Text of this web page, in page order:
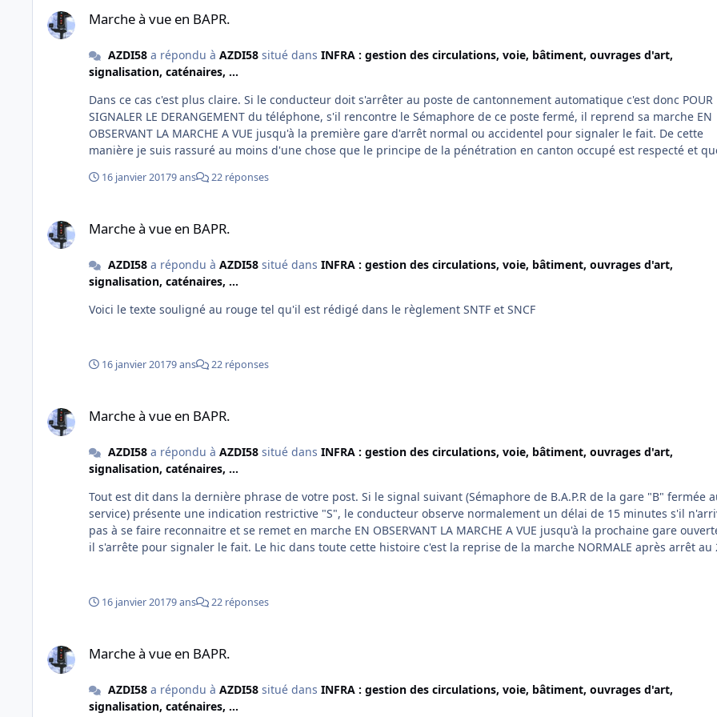
Marche à vue en BAPR.
AZDI58a répondu à AZDI58situé dans INFRA : gestion des circulations, voie, bâtiment, ouvrages d'art,
signalisation, caténaires, ...
Dans ce cas c'est plus claire. Si le conducteur doit s'arrêter au poste de cantonnement automatique c'est donc POUR
SIGNALER LE DERANGEMENT du téléphone, s'il rencontre le Sémaphore de ce poste fermé, il reprend sa marche EN
OBSERVANT LA MARCHE A VUE jusqu'à la première gare d'arrêt normal ou accidentel pour signaler le fait. De cette
manière je suis rassuré au moins d'une chose que le principe de la pénétration en canton occupé est respecté et
16 janvier 20179 ans 22 réponses
Marche à vue en BAPR.
AZDI58a répondu à AZDI58situé dans INFRA : gestion des circulations, voie, bâtiment, ouvrages d'art,
signalisation, caténaires, ...
Voici le texte souligné au rouge tel qu'il est rédigé dans le règlement SNTF et SNCF
16 janvier 20179 ans 22 réponses
Marche à vue en BAPR.
AZDI58a répondu à AZDI58situé dans INFRA : gestion des circulations, voie, bâtiment, ouvrages d'art,
signalisation, caténaires, ...
Tout est dit dans la dernière phrase de votre post. Si le signal suivant (Sémaphore de B.A.P.R de la gare "B" fermée
service) présente une indication restrictive "S", le conducteur observe normalement un délai de 15 minutes s'il
pas à se faire reconnaitre et se remet en marche EN OBSERVANT LA MARCHE A VUE jusqu'à la prochaine gare
il s'arrête pour signaler le fait. Le hic dans toute cette histoire c'est la reprise de la marche NORMALE après arrêt au
la gare "B" fermée au service où le téléphone avec le Régulateur est en dérangement. J'espère avoir été plus
16 janvier 20179 ans 22 réponses
Marche à vue en BAPR.
AZDI58a répondu à AZDI58situé dans INFRA : gestion des circulations, voie, bâtiment, ouvrages d'art,
signalisation, caténaires, ...